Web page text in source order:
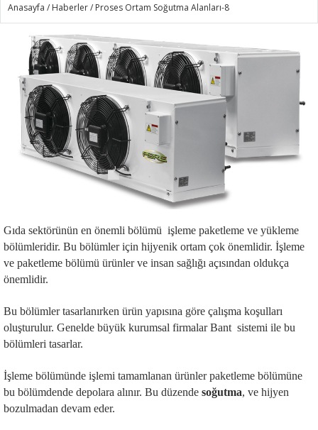
Anasayfa / Haberler/ Proses Ortam Soğutma Alanları-8
Gıda sektörünün en önemli bölümü işleme paketleme ve yükleme
bölümleridir. Bu bölümler için hijyenik ortam çok önemlidir. İşleme
ve paketleme bölümü ürünler ve insan sağlığı açısından oldukça
önemlidir.
Bu bölümler tasarlanırken ürün yapısına göre çalışma koşulları
oluşturulur. Genelde büyük kurumsal firmalar Bant sistemi ile bu
bölümleri tasarlar.
İşleme bölümünde işlemi tamamlanan ürünler paketleme bölümüne
bu bölümdende depolara alınır. Bu düzende soğutma, ve hijyen
bozulmadan devam eder.